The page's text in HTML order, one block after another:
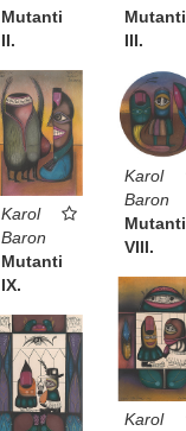
Mutanti
II.
Mutanti
III.
Karol
Baron
Mutanti
VIII.
Karol
Baron
Mutanti
IX.
Karol